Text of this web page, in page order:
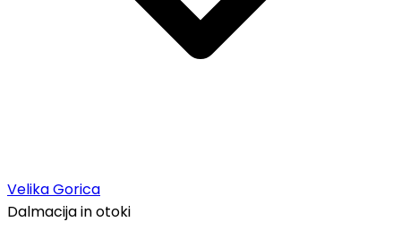
Velika Gorica
Dalmacija in otoki